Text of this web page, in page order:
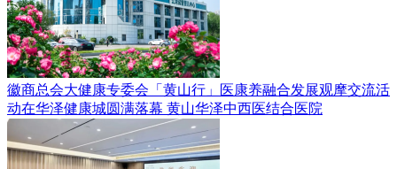
徽商总会大健康专委会「黄山行」医康养融合发展观摩交流活
动在华泽健康城圆满落幕 黄山华泽中西医结合医院